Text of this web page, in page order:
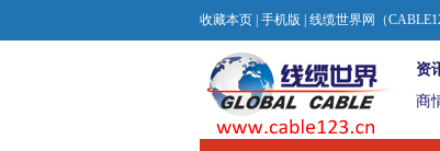
收藏本页 手机版 | 线缆世界网（
资
商